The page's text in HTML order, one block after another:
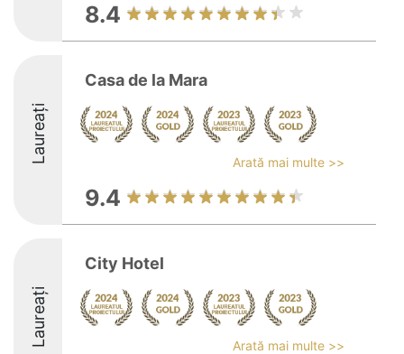
8.4
Laureați
Casa de la Mara
Arată mai multe >>
9.4
Laureați
City Hotel
Arată mai multe >>